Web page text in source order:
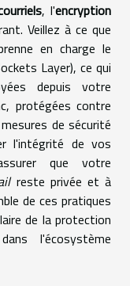
, l'encryption
Veillez à ce que
en charge le
Layer), ce qui
depuis votre
protégées contre
de sécurité
l'intégrité de vos
que votre
reste privée et à
de ces pratiques
de la protection
l'écosystème